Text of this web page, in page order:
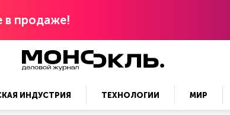
в продаже!
ИНДУСТРИЯ ТЕХНОЛОГИИ МИР